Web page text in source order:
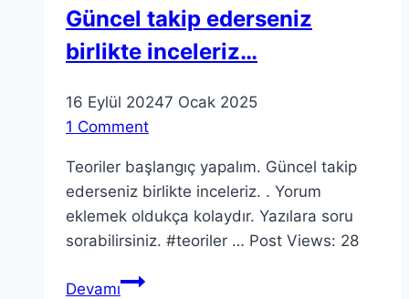
Güncel takip ederseniz
birlikte inceleriz…
16 Eylül 20247 Ocak 2025
1 Comment
Teoriler başlangıç yapalım. Güncel takip
ederseniz birlikte inceleriz. . Yorum
eklemek oldukça kolaydır. Yazılara soru
sorabilirsiniz. #teoriler … Post Views: 28
DevamıTeoriler